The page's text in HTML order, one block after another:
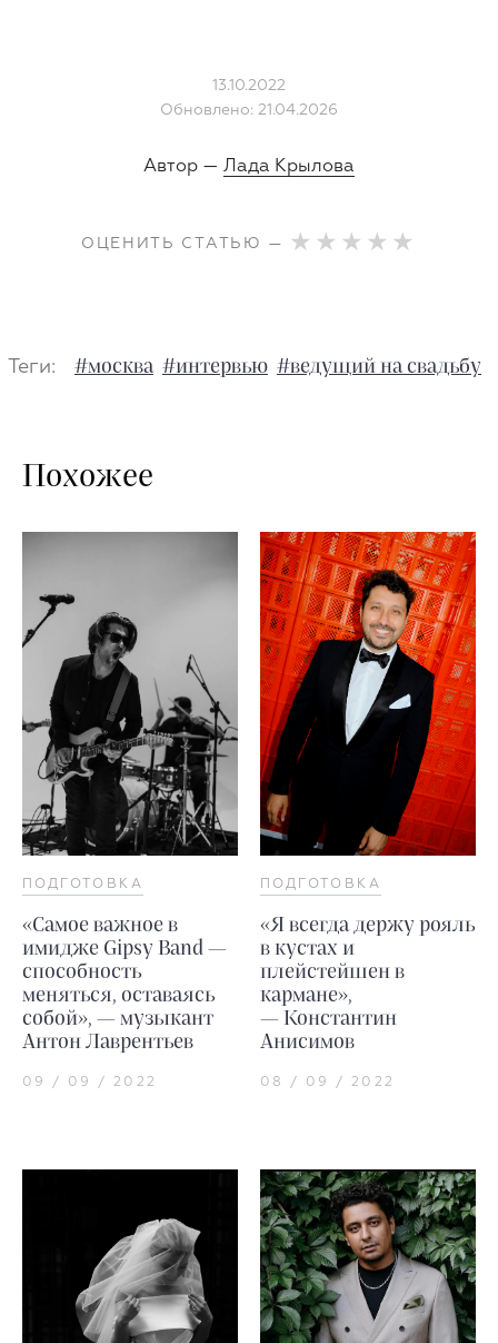
13.10.2022
Обновлено: 21.04.2026
Автор — Лада Крылова
ОЦЕНИТЬ СТАТЬЮ —
Теги: #москва #интервью #ведущий на свадьбу
Похожее
ПОДГОТОВКА
«Самое важное в
имидже Gipsy Band —
способность
меняться, оставаясь
собой», — музыкант
Антон Лаврентьев
09 / 09 / 2022
ПОДГОТОВКА
«Я всегда держу рояль
в кустах и
плейстейшен в
кармане»,
— Константин
Анисимов
08 / 09 / 2022